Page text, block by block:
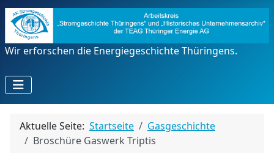
Wir erforschen die Energiegeschichte Thüringens.
Aktuelle Seite: Startseite
Gasgeschichte
Broschüre Gaswerk Triptis